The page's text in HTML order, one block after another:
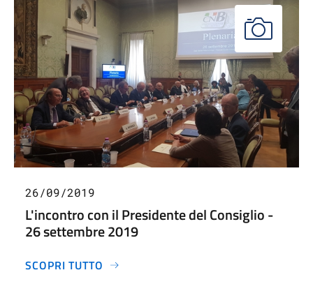
26/09/2019
L'incontro con il Presidente del Consiglio -
26 settembre 2019
SCOPRI TUTTO